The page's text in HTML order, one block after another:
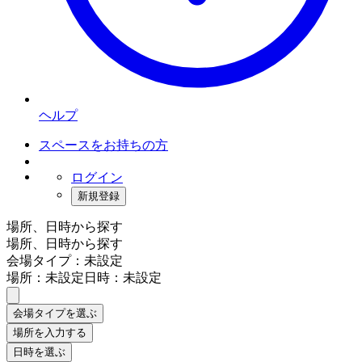
ヘルプ
スペースをお持ちの方
ログイン
新規登録
場所、日時から探す
場所、日時から探す
会場タイプ：未設定
場所：未設定日時：未設定
会場タイプを選ぶ
場所を入力する
日時を選ぶ